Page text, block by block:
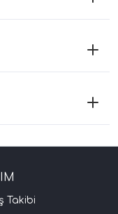
Takibi